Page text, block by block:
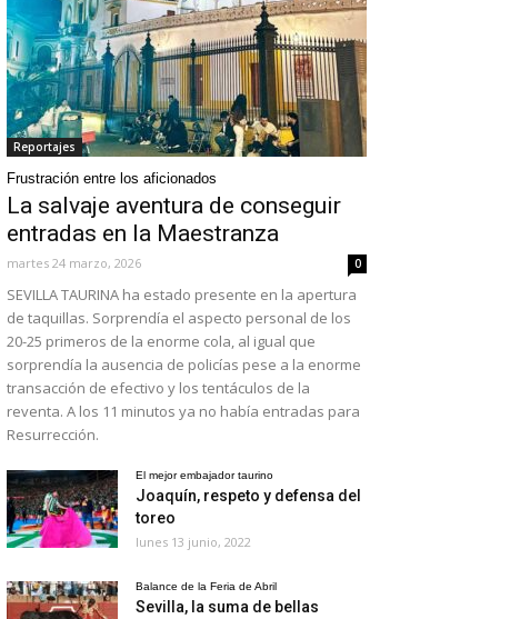
Reportajes
Frustración entre los aficionados
La salvaje aventura de conseguir
entradas en la Maestranza
martes 24 marzo, 2026 0
SEVILLA TAURINA ha estado presente en la apertura
de taquillas. Sorprendía el aspecto personal de los
20-25 primeros de la enorme cola, al igual que
sorprendía la ausencia de policías pese a la enorme
transacción de efectivo y los tentáculos de la
reventa. A los 11 minutos ya no había entradas para
Resurrección.
El mejor embajador taurino
Joaquín, respeto y defensa del
toreo
lunes 13 junio, 2022
Balance de la Feria de Abril
Sevilla, la suma de bellas